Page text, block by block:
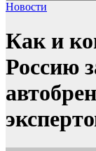
Новости
Как и
Россию